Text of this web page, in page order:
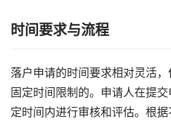
时间要求与流程
落户申请的时间要求相对灵活
固定时间限制的。申请人在提
定时间内进行审核和评估。根